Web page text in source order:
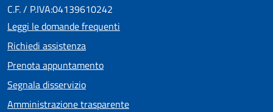
C.F. / P.IVA:04139610242
Leggi le domande frequenti
Richiedi assistenza
Prenota appuntamento
Segnala disservizio
Amministrazione trasparente